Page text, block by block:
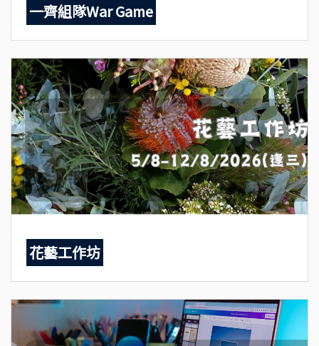
一齊組隊War Game
花藝工作坊